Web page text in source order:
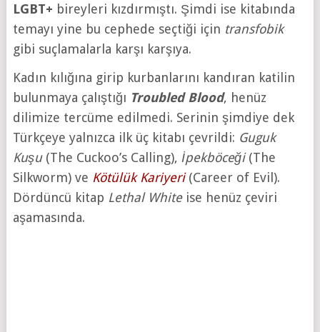
LGBT+ bireyleri kızdırmıştı. Şimdi ise kitabında
temayı yine bu cephede seçtiği için transfobik
gibi suçlamalarla karşı karşıya.
Kadın kılığına girip kurbanlarını kandıran katilin
bulunmaya çalıştığı Troubled Blood, henüz
dilimize tercüme edilmedi. Serinin şimdiye dek
Türkçeye yalnızca ilk üç kitabı çevrildi: Guguk
Kuşu(The Cuckoo’s Calling), İpekböceği(The
Silkworm) ve Kötülük Kariyeri(Career of Evil).
Dördüncü kitap Lethal Whiteise henüz çeviri
aşamasında.